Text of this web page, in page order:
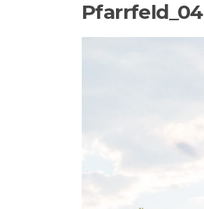
Pfarrfeld_04